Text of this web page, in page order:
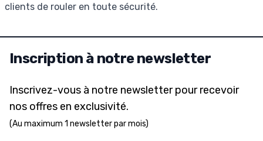
clients de rouler en toute sécurité.
Inscription à notre newsletter
Inscrivez-vous à notre newsletter pour recevoir
nos offres en exclusivité.
(Au maximum 1 newsletter par mois)